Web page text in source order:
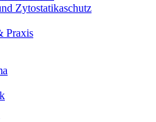
Zytostatikaschutz
Praxis